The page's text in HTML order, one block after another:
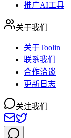
推广AI工具
关于我们
关于Toolin
联系我们
合作洽谈
更新日志
关注我们